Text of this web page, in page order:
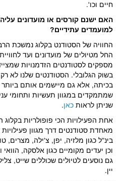
חיים וכו'.
האם ישנם קורסים או מועדונים
למועמדים עתידיים?
החוויה של הסטודנט בקלוג נמשכת
החל מטיולים של מועדונים ועד
מספקים לסטודנטים הזדמנויות
בשוק הגלובלי. הסטודנטים שלנו לא
שמתמקדים במגוון תעשיות ותחומי
שניתן לראות כאן.
מאחדת סטודנטים דרך מגוון
בינ"ל כגון מלזיה, יפן, צ'ילה, מצרים,
וכן יעדים מקומיים כגון אלסקה,
גם נוסעים לטיולים שכוללים שייט,
יין.